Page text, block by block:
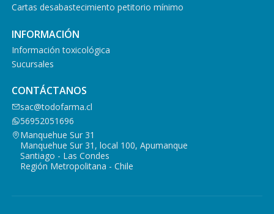
Cartas desabastecimiento petitorio mínimo
INFORMACIÓN
Información toxicológica
Sucursales
CONTÁCTANOS
sac@todofarma.cl
56952051696
Manquehue Sur 31
Manquehue Sur 31, local 100, Apumanque
Santiago - Las Condes
Región Metropolitana - Chile